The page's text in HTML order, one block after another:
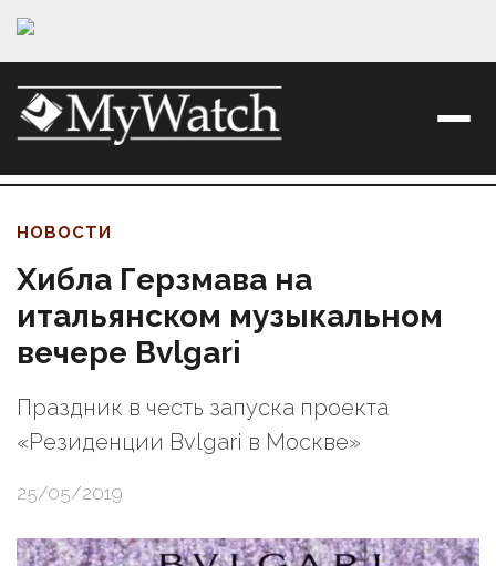
НОВОСТИ
Хибла Герзмава на
итальянском музыкальном
вечере Bvlgari
Праздник в честь запуска проекта
«Резиденции Bvlgari в Москве»
25/05/2019